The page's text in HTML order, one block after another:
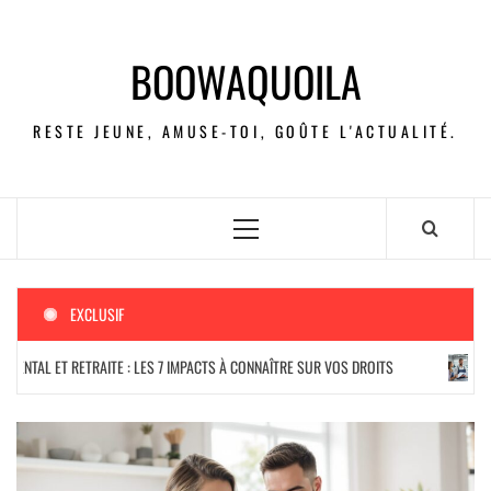
BOOWAQUOILA
RESTE JEUNE, AMUSE-TOI, GOÛTE L'ACTUALITÉ.
EXCLUSIF
ET RETRAITE : LES 7 IMPACTS À CONNAÎTRE SUR VOS DROITS